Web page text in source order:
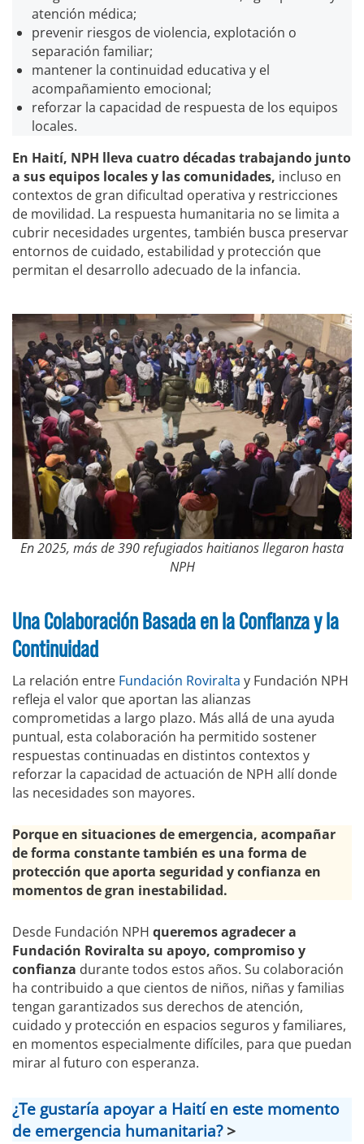
atención médica;
prevenir riesgos de violencia, explotación o
separación familiar;
mantener la continuidad educativa y el
acompañamiento emocional;
reforzar la capacidad de respuesta de los equipos
locales.
En Haití, NPH lleva cuatro décadas trabajando junto
a sus equipos locales y las comunidades, incluso en
contextos de gran dificultad operativa y restricciones
de movilidad. La respuesta humanitaria no se limita a
cubrir necesidades urgentes, también busca preservar
entornos de cuidado, estabilidad y protección que
permitan el desarrollo adecuado de la infancia.
En 2025, más de 390 refugiados haitianos llegaron hasta
NPH
Una Colaboración Basada en la Confianza y la
Continuidad
La relación entre Fundación Roviralta y Fundación NPH
refleja el valor que aportan las alianzas
comprometidas a largo plazo. Más allá de una ayuda
puntual, esta colaboración ha permitido sostener
respuestas continuadas en distintos contextos y
reforzar la capacidad de actuación de NPH allí donde
las necesidades son mayores.
Porque en situaciones de emergencia, acompañar
de forma constante también es una forma de
protección que aporta seguridad y confianza en
momentos de gran inestabilidad.
Desde Fundación NPH queremos agradecer a
Fundación Roviralta su apoyo, compromiso y
confianza durante todos estos años. Su colaboración
ha contribuido a que cientos de niños, niñas y familias
tengan garantizados sus derechos de atención,
cuidado y protección en espacios seguros y familiares,
en momentos especialmente difíciles, para que puedan
mirar al futuro con esperanza.
¿Te gustaría apoyar a Haití en este momento
de emergencia humanitaria?>